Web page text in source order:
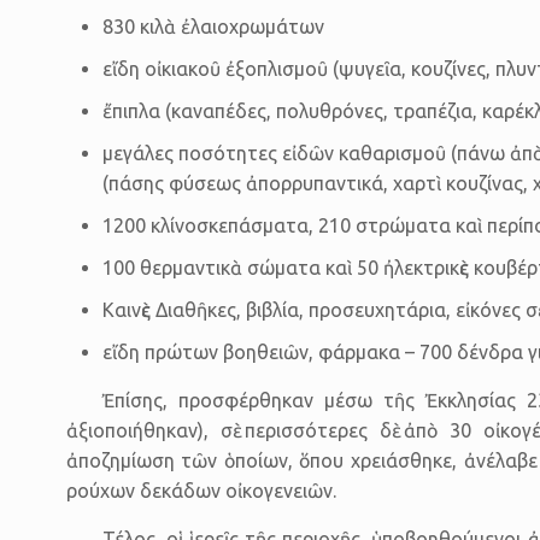
830 κιλὰ ἐλαιοχρωμάτων
εἴδη οἰκιακοῦ ἐξοπλισμοῦ (ψυγεῖα, κουζίνες,
ἔπιπλα (καναπέδες, πολυθρόνες, τραπέζια,
μεγάλες ποσότητες εἰδῶν καθαρισμοῦ (πάνω
(πάσης φύσεως ἀπορρυπαντικά, χαρτὶ κουζίνας,
1200 κλίνοσκεπάσματα, 210 στρώματα καὶ
100 θερμαντικὰ σώματα καὶ 50 ἠλεκτρικὲς
Καινὲς Διαθῆκες, βιβλία, προσευχητάρια, εἰκόνες
εἴδη πρώτων βοηθειῶν, φάρμακα – 700 δένδρα
Ἐπίσης, προσφέρθηκαν μέσω τῆς Ἐκκλησίας
ἀξιοποιήθηκαν), σὲ περισσότερες δὲ ἀπὸ 30
ἀποζημίωση τῶν ὁποίων, ὅπου χρειάσθηκε, ἀνέλαβε
ρούχων δεκάδων οἰκογενειῶν.